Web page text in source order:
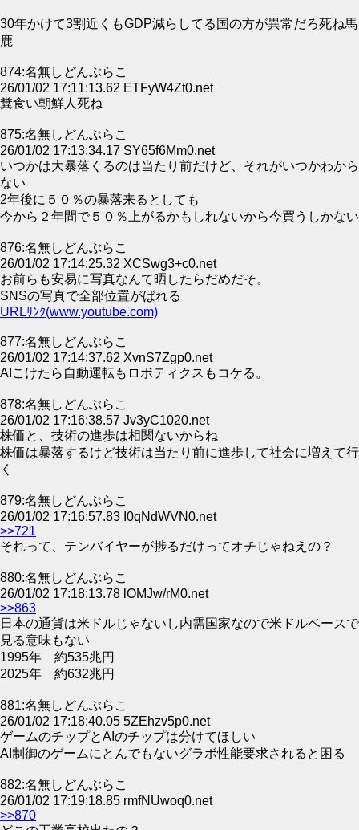
30年かけて3割近くもGDP減らしてる国の方が異常だろ死ね馬
鹿
874:名無しどんぶらこ
26/01/02 17:11:13.62 ETFyW4Zt0.net
糞食い朝鮮人死ね
875:名無しどんぶらこ
26/01/02 17:13:34.17 SY65f6Mm0.net
いつかは大暴落くるのは当たり前だけど、それがいつかわから
ない
2年後に５０％の暴落来るとしても
今から２年間で５０％上がるかもしれないから今買うしかない
876:名無しどんぶらこ
26/01/02 17:14:25.32 XCSwg3+c0.net
お前らも安易に写真なんて晒したらだめだそ。
SNSの写真で全部位置がばれる
URLﾘﾝｸ(www.youtube.com)
877:名無しどんぶらこ
26/01/02 17:14:37.62 XvnS7Zgp0.net
AIこけたら自動運転もロボティクスもコケる。
878:名無しどんぶらこ
26/01/02 17:16:38.57 Jv3yC1020.net
株価と、技術の進歩は相関ないからね
株価は暴落するけど技術は当たり前に進歩して社会に増えて行
く
879:名無しどんぶらこ
26/01/02 17:16:57.83 I0qNdWVN0.net
>>721
それって、テンバイヤーが捗るだけってオチじゃねえの？
880:名無しどんぶらこ
26/01/02 17:18:13.78 lOMJw/rM0.net
>>863
日本の通貨は米ドルじゃないし内需国家なので米ドルベースで
見る意味もない
1995年 約535兆円
2025年 約632兆円
881:名無しどんぶらこ
26/01/02 17:18:40.05 5ZEhzv5p0.net
ゲームのチップとAIのチップは分けてほしい
AI制御のゲームにとんでもないグラボ性能要求されると困る
882:名無しどんぶらこ
26/01/02 17:19:18.85 rmfNUwoq0.net
>>870